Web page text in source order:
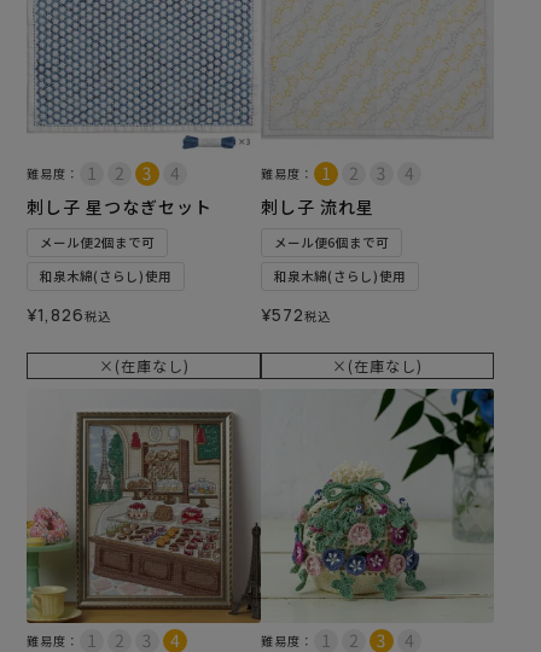
難易度：
刺し子 星つなぎセット
メール便2個まで可
和泉木綿(さらし)使用
¥1,826税込
×(在庫なし)
難易度：
刺し子 流れ星
メール便6個まで可
和泉木綿(さらし)使用
¥572税込
×(在庫なし)
難易度： 難易度：